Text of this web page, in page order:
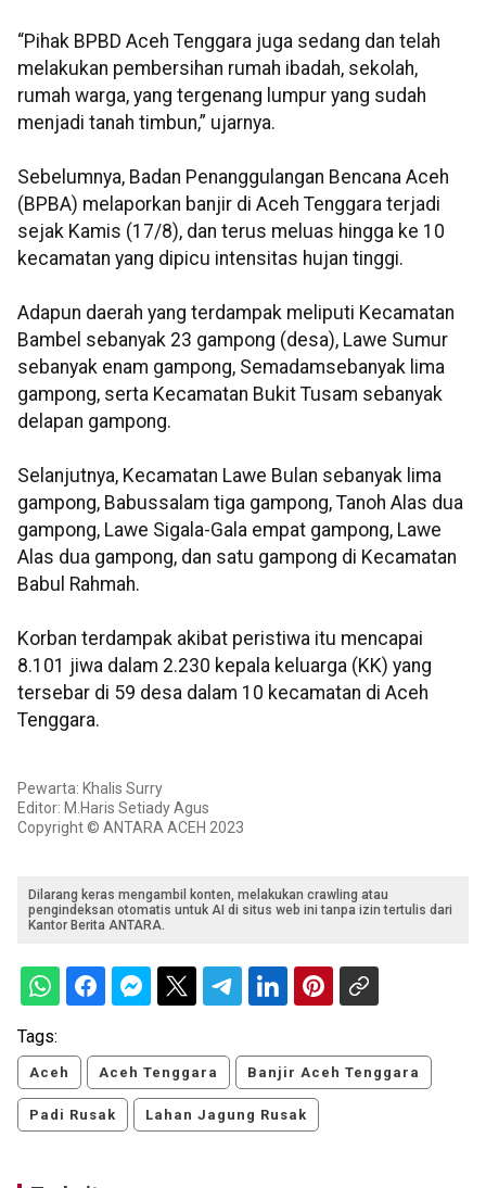
“Pihak BPBD Aceh Tenggara juga sedang dan telah
melakukan pembersihan rumah ibadah, sekolah,
rumah warga, yang tergenang lumpur yang sudah
menjadi tanah timbun,” ujarnya.
Sebelumnya, Badan Penanggulangan Bencana Aceh
(BPBA) melaporkan banjir di Aceh Tenggara terjadi
sejak Kamis (17/8), dan terus meluas hingga ke 10
kecamatan yang dipicu intensitas hujan tinggi.
Adapun daerah yang terdampak meliputi Kecamatan
Bambel sebanyak 23 gampong (desa), Lawe Sumur
sebanyak enam gampong, Semadamsebanyak lima
gampong, serta Kecamatan Bukit Tusam sebanyak
delapan gampong.
Selanjutnya, Kecamatan Lawe Bulan sebanyak lima
gampong, Babussalam tiga gampong, Tanoh Alas dua
gampong, Lawe Sigala-Gala empat gampong, Lawe
Alas dua gampong, dan satu gampong di Kecamatan
Babul Rahmah.
Korban terdampak akibat peristiwa itu mencapai
8.101 jiwa dalam 2.230 kepala keluarga (KK) yang
tersebar di 59 desa dalam 10 kecamatan di Aceh
Tenggara.
Pewarta: Khalis Surry
Editor: M.Haris Setiady Agus
Copyright © ANTARA ACEH 2023
Dilarang keras mengambil konten, melakukan crawling atau
pengindeksan otomatis untuk AI di situs web ini tanpa izin tertulis dari
Kantor Berita ANTARA.
Tags:
Aceh Aceh Tenggara Banjir Aceh Tenggara
Padi Rusak Lahan Jagung Rusak